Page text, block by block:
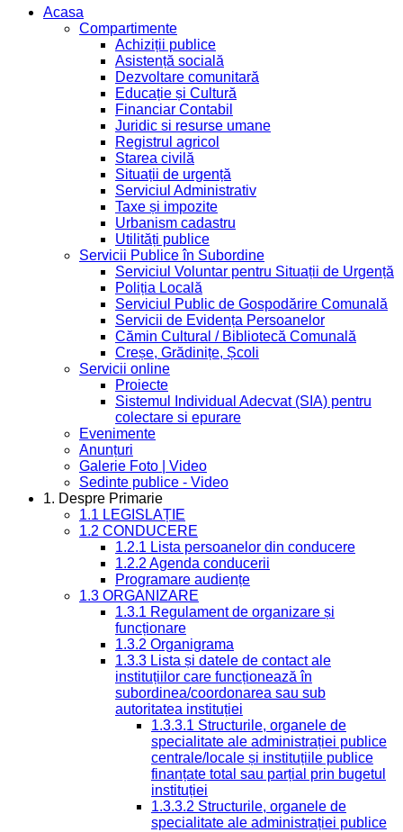
Acasa
Compartimente
Achiziții publice
Asistență socială
Dezvoltare comunitară
Educație și Cultură
Financiar Contabil
Juridic si resurse umane
Registrul agricol
Starea civilă
Situații de urgență
Serviciul Administrativ
Taxe și impozite
Urbanism cadastru
Utilități publice
Servicii Publice în Subordine
Serviciul Voluntar pentru Situații de Urgență
Poliția Locală
Serviciul Public de Gospodărire Comunală
Servicii de Evidența Persoanelor
Cămin Cultural / Bibliotecă Comunală
Creșe, Grădinițe, Școli
Servicii online
Proiecte
Sistemul Individual Adecvat (SIA) pentru
colectare si epurare
Evenimente
Anunțuri
Galerie Foto | Video
Sedinte publice - Video
1. Despre Primarie
1.1 LEGISLAȚIE
1.2 CONDUCERE
1.2.1 Lista persoanelor din conducere
1.2.2 Agenda conducerii
Programare audiențe
1.3 ORGANIZARE
1.3.1 Regulament de organizare și
funcționare
1.3.2 Organigrama
1.3.3 Lista și datele de contact ale
instituțiilor care funcționează în
subordinea/coordonarea sau sub
autoritatea instituției
1.3.3.1 Structurile, organele de
specialitate ale administrației publice
centrale/locale și instituțiile publice
finanțate total sau parțial prin bugetul
instituției
1.3.3.2 Structurile, organele de
specialitate ale administrației publice